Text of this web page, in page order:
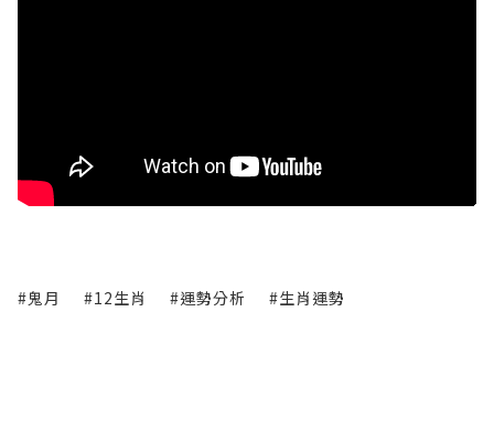
#鬼月 #12生肖 #運勢分析 #生肖運勢